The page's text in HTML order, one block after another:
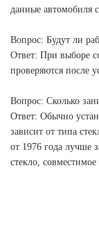
данные автомобиля
Вопрос: Будут ли
Ответ: При выборе
проверяются после
Вопрос: Сколько
Ответ: Обычно
зависит от типа
от 1976 года лучше
стекло,